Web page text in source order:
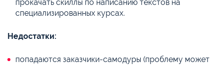
прокачать скиллы по написанию текстов на
специализированных курсах.
Недостатки:
попадаются заказчики-самодуры (проблему может